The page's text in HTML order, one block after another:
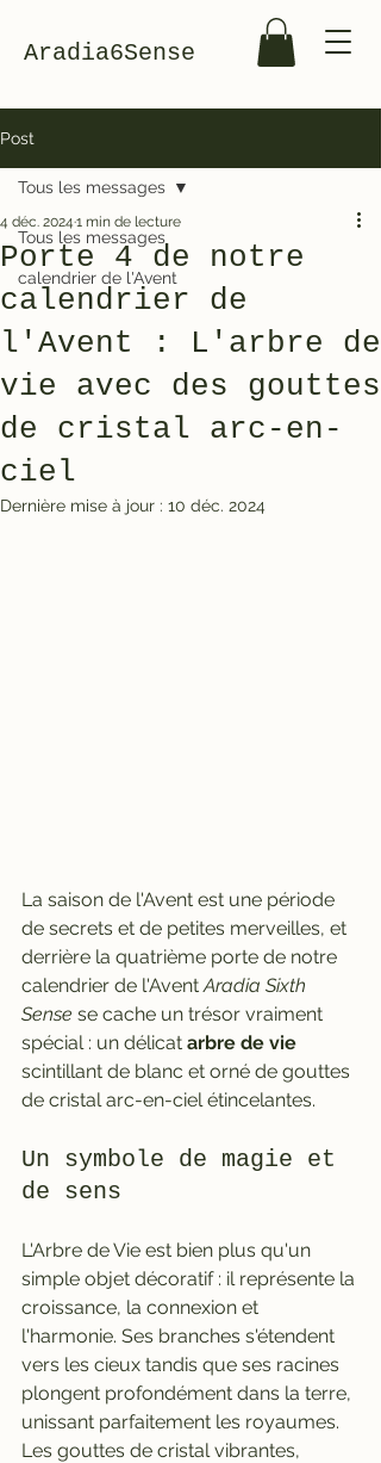
Aradia6Sense
Post
Tous les messages
calendrier de l'Avent
Tous les messages
Porte 4 de notre
calendrier de
l'Avent : L'arbre de
vie avec des gouttes
de cristal arc-en-
ciel
4 déc. 2024 1 min de lecture
Dernière mise à jour : 10 déc. 2024
La saison de l'Avent est une période
de secrets et de petites merveilles, et
derrière la quatrième porte de notre
calendrier de l'Avent Aradia Sixth
Sense se cache un trésor vraiment
spécial : un délicat arbre de vie
scintillant de blanc et orné de gouttes
de cristal arc-en-ciel étincelantes.
Un symbole de magie et
de sens
L'Arbre de Vie est bien plus qu'un
simple objet décoratif : il représente la
croissance, la connexion et
l'harmonie. Ses branches s'étendent
vers les cieux tandis que ses racines
plongent profondément dans la terre,
unissant parfaitement les royaumes.
Les gouttes de cristal vibrantes,